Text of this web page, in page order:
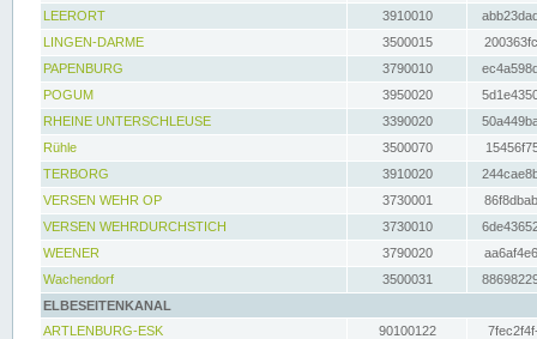
LEERORT
3910010
LINGEN-DARME
3500015
PAPENBURG
3790010
POGUM
3950020
RHEINE UNTERSCHLEUSE
3390020
Rühle
3500070
TERBORG
3910020
VERSEN WEHR OP
3730001
VERSEN WEHRDURCHSTICH
3730010
WEENER
3790020
Wachendorf
3500031
ELBESEITENKANAL
ARTLENBURG-ESK
90100122